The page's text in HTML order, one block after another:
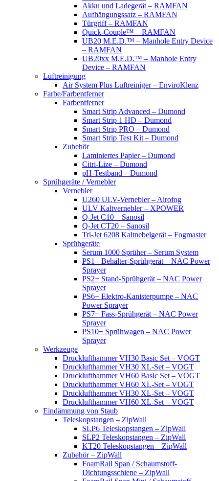
Akku und Ladegerät – RAMFAN
Aufhängungssatz – RAMFAN
Türgriff – RAMFAN
Quick-Couple™ – RAMFAN
UB20 M.E.D.™ – Manhole Entry Device
– RAMFAN
UB20xx M.E.D.™ – Manhole Entry
Device – RAMFAN
Luftreinigung
Air System Plus Luftreiniger – EnviroKlenz
Farbe/Farbentferner
Farbentferner
Smart Strip Advanced – Dumond
Smart Strip 1 HD – Dumond
Smart Strip PRO – Dumond
Smart Strip Test Kit – Dumond
Zubehör
Laminiertes Papier – Dumond
Citri-Lize – Dumond
pH-Testband – Dumond
Sprühgeräte / Vernebler
Vernebler
U260 ULV-Vernebler – Airofog
ULV Kaltvernebler – XPOWER
Q-Jet C10 – Sanosil
Q-Jet CT20 – Sanosil
Tri-Jet 6208 Kaltnebelgerät – Fogmaster
Sprühgeräte
Serum 1000 Sprüher – Serum System
PS1+ Behälter-Sprühgerät – NAC Power
Sprayer
PS2+ Stand-Sprühgerät – NAC Power
Sprayer
PS6+ Elektro-Kanisterpumpe – NAC
Power Sprayer
PS7+ Fass-Sprühgerät – NAC Power
Sprayer
PS10+ Sprühwagen – NAC Power
Sprayer
Werkzeuge
Drucklufthammer VH30 Basic Set – VOGT
Drucklufthammer VH30 XL-Set – VOGT
Drucklufthammer VH60 Basic Set – VOGT
Drucklufthammer VH60 XL-Set – VOGT
Drucklufthammer VH30 XL-Set – VOGT
Drucklufthammer VH60 XL-Set – VOGT
Eindämmung von Staub
Teleskopstangen – ZipWall
SLP6 Teleskopstangen – ZipWall
SLP2 Teleskopstangen – ZipWall
KT20 Teleskopstangen – ZipWall
Zubehör – ZipWall
FoamRail Span / Schaumstoff-
Dichtungsschiene – ZipWall